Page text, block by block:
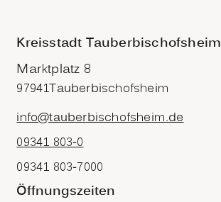
Kreisstadt Tauberbischofsheim
Marktplatz 8
97941Tauberbischofsheim
info@tauberbischofsheim.de
09341 803-0
09341 803-7000
Öffnungszeiten